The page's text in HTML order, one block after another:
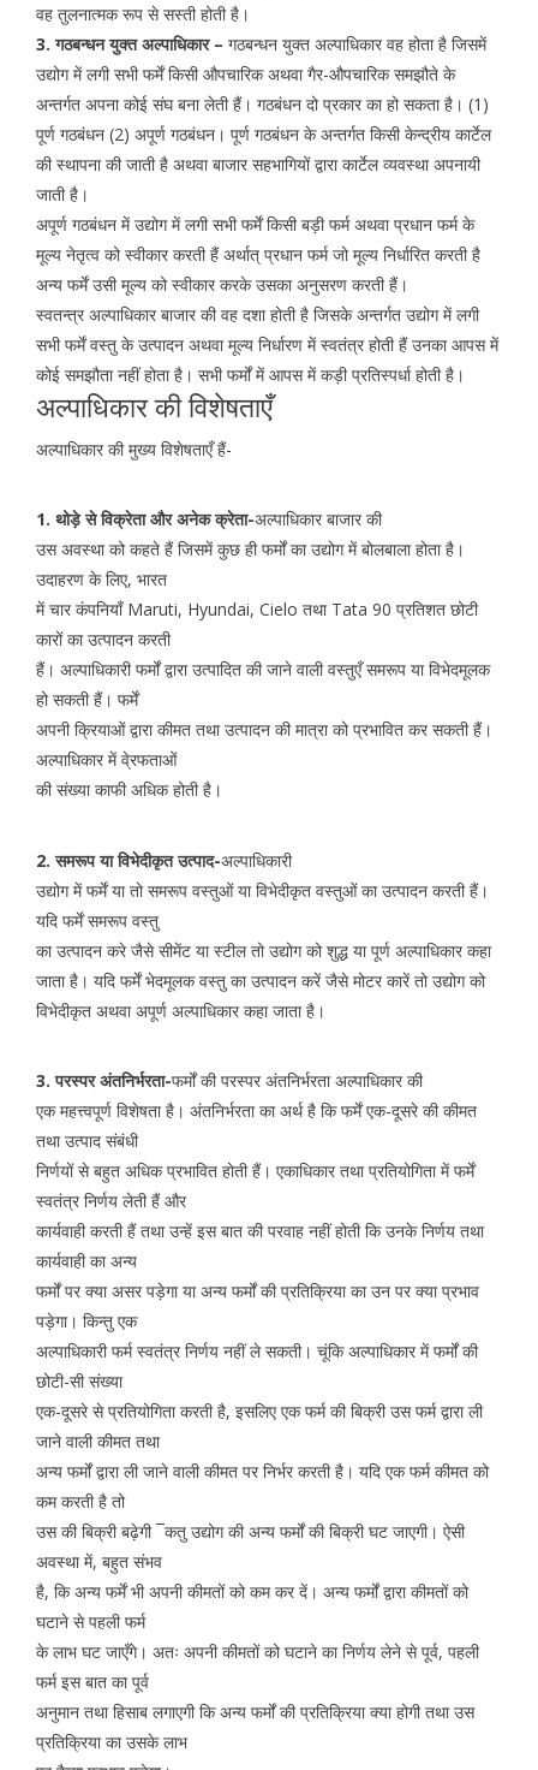
वह तुलनात्मक रूप से सस्ती होती है।
3. गठबन्धन युक्त अल्पाधिकार – गठबन्धन युक्त अल्पाधिकार वह होता है जिसमें
उद्योग में लगी सभी फर्में किसी औपचारिक अथवा गैर-औपचारिक समझौते के
अन्तर्गत अपना कोई संघ बना लेती हैं। गठबंधन दो प्रकार का हो सकता है। (1)
पूर्ण गठबंधन (2) अपूर्ण गठबंधन। पूर्ण गठबंधन के अन्तर्गत किसी केन्द्रीय कार्टेल
की स्थापना की जाती है अथवा बाजार सहभागियों द्वारा कार्टेल व्यवस्था अपनायी
जाती है।
अपूर्ण गठबंधन में उद्योग में लगी सभी फर्में किसी बड़ी फर्म अथवा प्रधान फर्म के
मूल्य नेतृत्व को स्वीकार करती हैं अर्थात् प्रधान फर्म जो मूल्य निर्धारित करती है
अन्य फर्में उसी मूल्य को स्वीकार करके उसका अनुसरण करती हैं।
स्वतन्त्र अल्पाधिकार बाजार की वह दशा होती है जिसके अन्तर्गत उद्योग में लगी
सभी फर्में वस्तु के उत्पादन अथवा मूल्य निर्धारण में स्वतंत्र होती हैं उनका आपस में
कोई समझौता नहीं होता है। सभी फर्मों में आपस में कड़ी प्रतिस्पर्धा होती है।
अल्पाधिकार की विशेषताएँ
अल्पाधिकार की मुख्य विशेषताएँ हैं-
1. थोड़े से विक्रेता और अनेक क्रेता-अल्पाधिकार बाजार की
उस अवस्था को कहते हैं जिसमें कुछ ही फर्मों का उद्योग में बोलबाला होता है।
उदाहरण के लिए, भारत
में चार कंपनियाँ Maruti, Hyundai, Cielo तथा Tata 90 प्रतिशत छोटी
कारों का उत्पादन करती
हैं। अल्पाधिकारी फर्मों द्वारा उत्पादित की जाने वाली वस्तुएँ समरूप या विभेदमूलक
हो सकती हैं। फर्में
अपनी क्रियाओं द्वारा कीमत तथा उत्पादन की मात्रा को प्रभावित कर सकती हैं।
अल्पाधिकार में वे्रफताओं
की संख्या काफी अधिक होती है।
2. समरूप या विभेदीकृत उत्पाद-अल्पाधिकारी
उद्योग में फर्में या तो समरूप वस्तुओं या विभेदीकृत वस्तुओं का उत्पादन करती हैं।
यदि फर्में समरूप वस्तु
का उत्पादन करे जैसे सीमेंट या स्टील तो उद्योग को शुद्ध या पूर्ण अल्पाधिकार कहा
जाता है। यदि फर्में भेदमूलक वस्तु का उत्पादन करें जैसे मोटर कारें तो उद्योग को
विभेदीकृत अथवा अपूर्ण अल्पाधिकार कहा जाता है।
3. परस्पर अंतनिर्भरता-फर्मों की परस्पर अंतनिर्भरता अल्पाधिकार की
एक महत्त्वपूर्ण विशेषता है। अंतनिर्भरता का अर्थ है कि फर्में एक-दूसरे की कीमत
तथा उत्पाद संबंधी
निर्णयों से बहुत अधिक प्रभावित होती हैं। एकाधिकार तथा प्रतियोगिता में फर्में
स्वतंत्र निर्णय लेती हैं और
कार्यवाही करती हैं तथा उन्हें इस बात की परवाह नहीं होती कि उनके निर्णय तथा
कार्यवाही का अन्य
फर्मों पर क्या असर पड़ेगा या अन्य फर्मों की प्रतिक्रिया का उन पर क्या प्रभाव
पड़ेगा। किन्तु एक
अल्पाधिकारी फर्म स्वतंत्र निर्णय नहीं ले सकती। चूंकि अल्पाधिकार में फर्मों की
छोटी-सी संख्या
एक-दूसरे से प्रतियोगिता करती है, इसलिए एक फर्म की बिक्री उस फर्म द्वारा ली
जाने वाली कीमत तथा
अन्य फर्मों द्वारा ली जाने वाली कीमत पर निर्भर करती है। यदि एक फर्म कीमत को
कम करती है तो
उस की बिक्री बढ़ेगी ¯कतु उद्योग की अन्य फर्मों की बिक्री घट जाएगी। ऐसी
अवस्था में, बहुत संभव
है, कि अन्य फर्में भी अपनी कीमतों को कम कर दें। अन्य फर्मों द्वारा कीमतों को
घटाने से पहली फर्म
के लाभ घट जाएँगे। अतः अपनी कीमतों को घटाने का निर्णय लेने से पूर्व, पहली
फर्म इस बात का पूर्व
अनुमान तथा हिसाब लगाएगी कि अन्य फर्मों की प्रतिक्रिया क्या होगी तथा उस
प्रतिक्रिया का उसके लाभ